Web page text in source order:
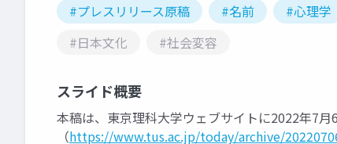
#プレスリリース原稿 #名前 #心理学
#日本文化
#社会変容
スライド概要
本稿は、東京理科大学ウェブサイトに2022年7
（https://www.tus.ac.jp/today/archive/